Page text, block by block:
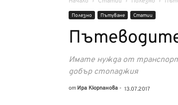
Полезно Пътуване Статии
Имате нужда от
добър стопаджия
от Ира Кюрпанова - 13.07.2017